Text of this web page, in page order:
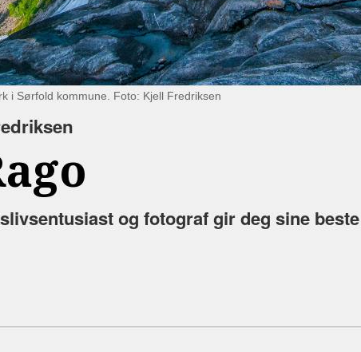
i Sørfold kommune. Foto: Kjell Fredriksen
og fotograf gir deg sine